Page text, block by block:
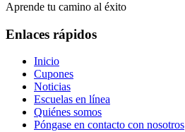
Aprende tu camino al éxito
Enlaces rápidos
Inicio
Cupones
Noticias
Escuelas en línea
Quiénes somos
Póngase en contacto con nosotros